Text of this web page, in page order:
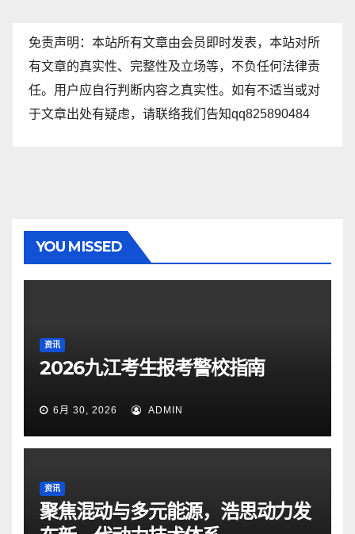
免责声明：本站所有文章由会员即时发表，本站对所
有文章的真实性、完整性及立场等，不负任何法律责
任。用户应自行判断内容之真实性。如有不适当或对
于文章出处有疑虑，请联络我们告知qq825890484
YOU MISSED
资讯
2026九江考生报考警校指南
6月 30, 2026 ADMIN
资讯
聚焦混动与多元能源，浩思动力发